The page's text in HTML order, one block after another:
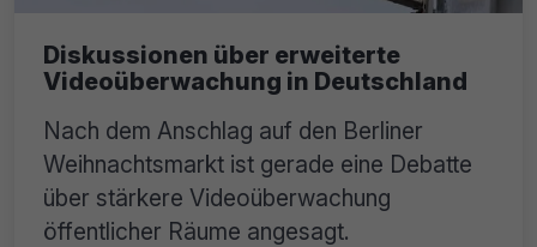
Diskussionen über erweiterte
Videoüberwachung in Deutschland
Nach dem Anschlag auf den Berliner
Weihnachtsmarkt ist gerade eine Debatte
über stärkere Videoüberwachung
öffentlicher Räume angesagt.